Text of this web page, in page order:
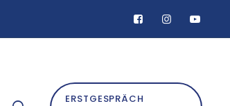
ERSTGESPRÄCH